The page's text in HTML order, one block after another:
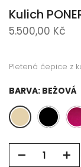
Kulich
5.500,00 Kč
Pletená čepice z
BARVA: BEŽOVÁ